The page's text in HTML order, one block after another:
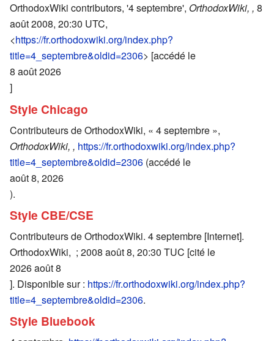
OrthodoxWiki contributors, '4 septembre', OrthodoxWiki, , 8
août 2008, 20:30 UTC,
<https://fr.orthodoxwiki.org/index.php?
title=4_septembre&oldid=2306> [accédé le
8 août 2026
]
Style Chicago
Contributeurs de OrthodoxWiki, « 4 septembre »,
OrthodoxWiki, , https://fr.orthodoxwiki.org/index.php?
title=4_septembre&oldid=2306 (accédé le
août 8, 2026
).
Style CBE/CSE
Contributeurs de OrthodoxWiki. 4 septembre [Internet].
OrthodoxWiki, ; 2008 août 8, 20:30 TUC [cité le
2026 août 8
]. Disponible sur : https://fr.orthodoxwiki.org/index.php?
title=4_septembre&oldid=2306.
Style Bluebook